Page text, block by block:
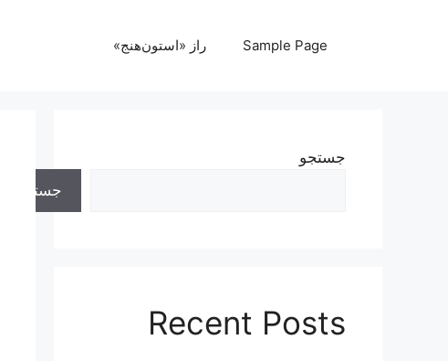
Sample Page راز «استون‌هنج»
جستجو
جستجو
Recent Posts